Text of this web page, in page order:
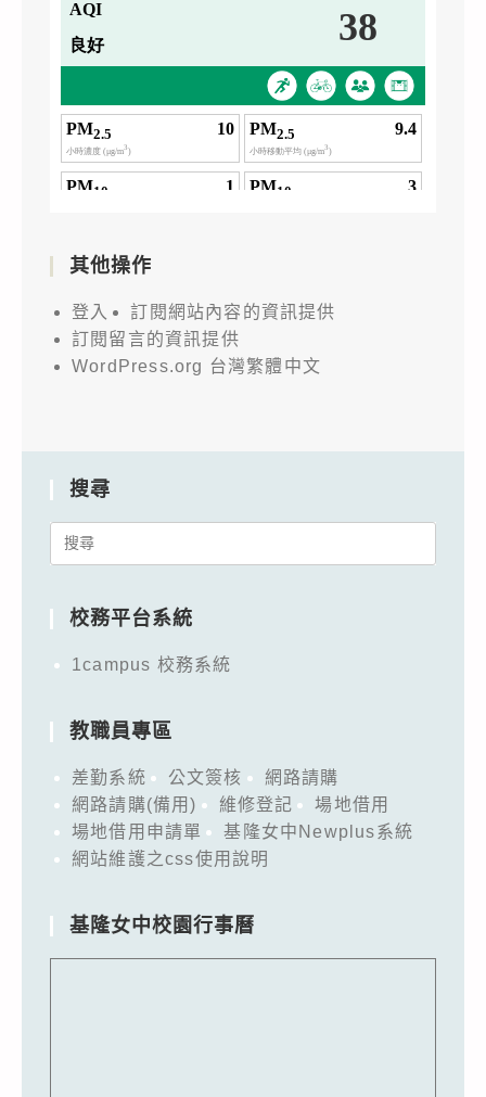
其他操作
登入
訂閱網站內容的資訊提供
訂閱留言的資訊提供
WordPress.org 台灣繁體中文
搜尋
Search
校務平台系統
1campus 校務系統
教職員專區
差勤系統 公文簽核
網路請購
網路請購(備用)
維修登記
場地借用
場地借用申請單
基隆女中Newplus系統
網站維護之css使用說明
基隆女中校園行事曆